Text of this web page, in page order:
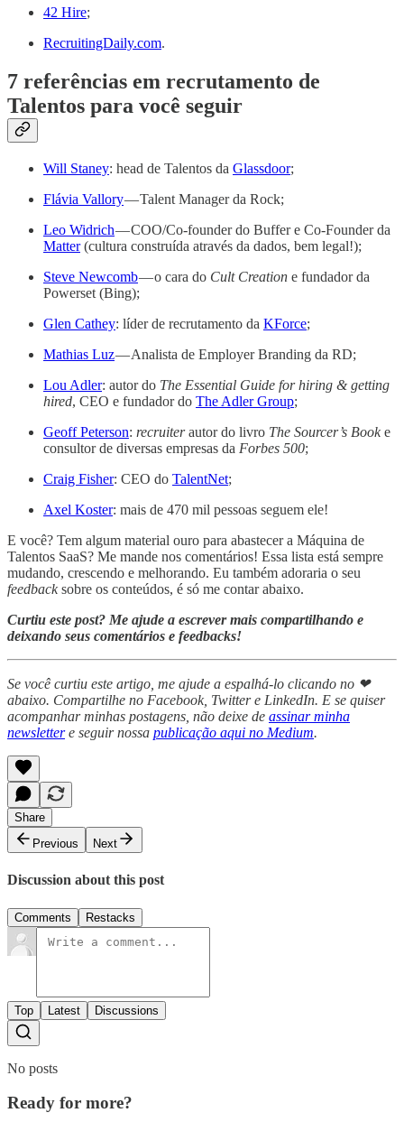
42 Hire;
RecruitingDaily.com.
7 referências em recrutamento de
Talentos para você seguir
Will Staney: head de Talentos da Glassdoor;
Flávia Vallory— Talent Manager da Rock;
Leo Widrich— COO/Co-founder do Buffer e Co-Founder da
Matter(cultura construída através da dados, bem legal!);
Steve Newcomb— o cara do Cult Creation e fundador da
Powerset (Bing);
Glen Cathey: líder de recrutamento da KForce;
Mathias Luz— Analista de Employer Branding da RD;
Lou Adler: autor do The Essential Guide for hiring & getting
hired, CEO e fundador do The Adler Group;
Geoff Peterson: recruiterautor do livro The Sourcer’s Booke
consultor de diversas empresas da Forbes 500;
Craig Fisher: CEO do TalentNet;
Axel Koster: mais de 470 mil pessoas seguem ele!
E você? Tem algum material ouro para abastecer a Máquina de
Talentos SaaS? Me mande nos comentários! Essa lista está sempre
mudando, crescendo e melhorando. Eu também adoraria o seu
feedbacksobre os conteúdos, é só me contar abaixo.
Curtiu este post? Me ajude a escrever mais compartilhando e
deixando seus comentários e feedbacks!
Se você curtiu este artigo, me ajude a espalhá-lo clicando no ❤
abaixo. Compartilhe no Facebook, Twitter e LinkedIn. E se quiser
acompanhar minhas postagens, não deixe de assinar minha
newslettere seguir nossa publicação aqui no Medium.
Share
Previous
Next
Discussion about this post
Comments Restacks
Top Latest Discussions
No posts
Ready for more?